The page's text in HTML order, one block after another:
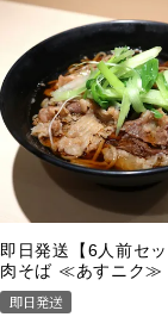
即日発送【6人前セ
肉そば ≪あすニク≫
即日発送